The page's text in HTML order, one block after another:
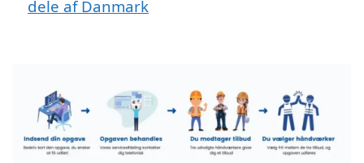
dele af Danmark